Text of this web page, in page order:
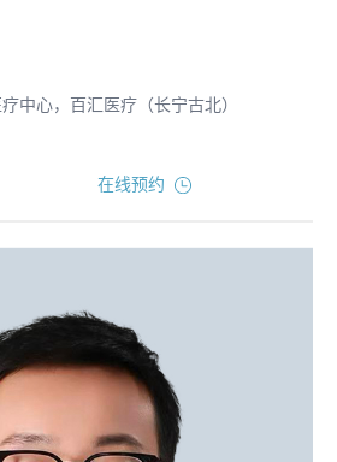
中心，百汇医疗（长宁古北）
在线预约